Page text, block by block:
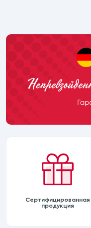
Сертифицированная
продукция